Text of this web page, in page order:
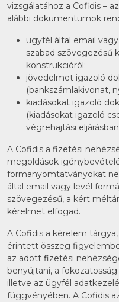
vizsgálatához a Cofidis –
alábbi dokumentumok
ügyfél által email
szabad szövegezésű
konstrukcióról;
jövedelmet igazoló
(bankszámlakivonat,
kiadásokat igazoló
(kiadásokat igazoló
végrehajtási
A Cofidis a fizetési
megoldások
formanyomtatványokat
által email vagy levél
szövegezésű, a kért
kérelmet elfogad.
A Cofidis a kérelem
érintett összeg
az adott fizetési
benyújtani, a
illetve az ügyfél
függvényében. A Cofidis